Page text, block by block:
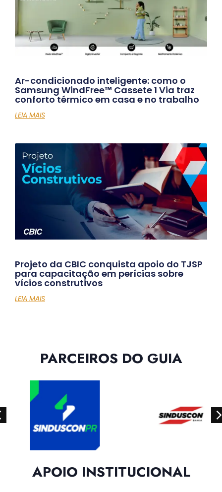
Ar-condicionado inteligente: como o
Samsung WindFree™ Cassete 1 Via traz
conforto térmico em casa e no trabalho
LEIA MAIS
Projeto da CBIC conquista apoio do TJSP
para capacitação em perícias sobre
vícios construtivos
LEIA MAIS
PARCEIROS DO GUIA
APOIO INSTITUCIONAL